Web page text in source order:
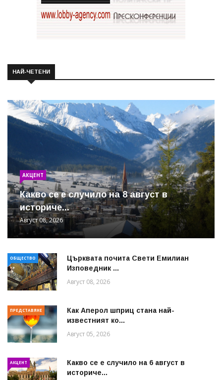
НАЙ-ЧЕТЕНИ
АКЦЕНТ
Какво се е случило на 8 август в
историче...
Август 08, 2026
ОБЩЕСТВО
Църквата почита Свeти Емилиан
Изповедник ...
Август 08, 2026
ПРЕДСТАВЯНЕ
Как Аперол шприц стана най-
известният ко...
Август 05, 2026
АКЦЕНТ
Какво се е случило на 6 август в
историче...